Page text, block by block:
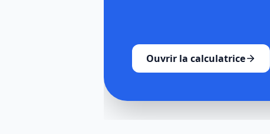
Ouvrir la calculatrice